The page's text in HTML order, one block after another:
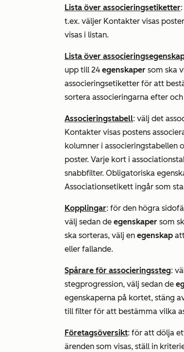
Lista över associeringsetiketter
t.ex. väljer Kontakter visas
visas i listan.
Lista över
upp till 24 egenskaper som ska
associeringsetiketter för att
sortera associeringarna efter
Associeringstabell: välj det
Kontakter visas postens
kolumner i associeringstabellen
poster. Varje kort i
snabbfilter. Obligatoriska
Associationsetikett ingår som
Kopplingar: för den högra
välj sedan de egenskaper som
ska sorteras, välj en egenskap
eller fallande.
Spårare för associeringssteg:
stegprogression, välj sedan de
egenskaperna på kortet, stäng
till filter för att bestämma vilka
Företagsöversikt: för att dölja
ärenden som visas, ställ in